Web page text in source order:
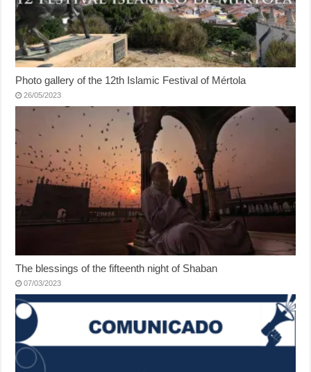
Photo gallery of the 12th Islamic Festival of Mértola
26/05/2023
The blessings of the fifteenth night of Shaban
07/03/2023